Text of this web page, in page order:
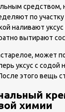
средством,
по участку
наливают уксус
вытирают
может
уксус с содой
этого вещь
химии